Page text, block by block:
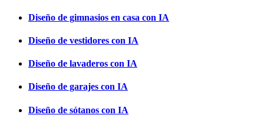
Diseño de gimnasios en casa con IA
Diseño de vestidores con IA
Diseño de lavaderos con IA
Diseño de garajes con IA
Diseño de sótanos con IA